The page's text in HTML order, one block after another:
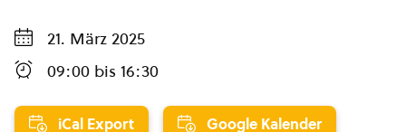
21. März 2025
09:00 bis 16:30
iCal Export Google Kalender